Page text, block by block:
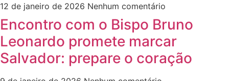
12 de janeiro de 2026 Nenhum comentário
Encontro com o Bispo Bruno
Leonardo promete marcar
Salvador: prepare o coração